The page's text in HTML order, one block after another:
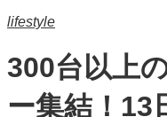
lifestyle
300台以上
ー集結！13